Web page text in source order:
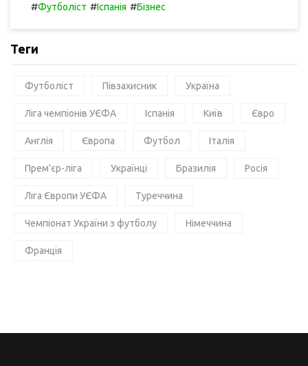
#Футболіст #Іспанія #Бізнес
Теги
Футболіст Півзахисник Україна
Ліга чемпіонів УЄФА Іспанія Київ Євро
Англія Європа Футбол Італія
Прем'єр-ліга Українці Бразилія Росія
Ліга Європи УЄФА Туреччина
Чемпіонат України з футболу Німеччина
Франція